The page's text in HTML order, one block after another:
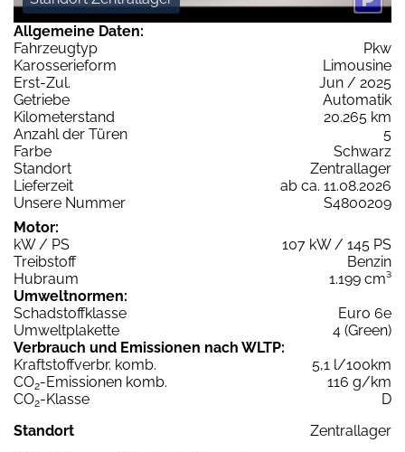
Allgemeine Daten:
Fahrzeugtyp
Pkw
Karosserieform
Limousine
Erst-Zul.
Jun / 2025
Getriebe
Automatik
Kilometerstand
20.265 km
Anzahl der Türen
5
Farbe
Schwarz
Standort
Zentrallager
Lieferzeit
ab ca. 11.08.2026
Unsere Nummer
S4800209
Motor:
kW / PS
107 kW / 145 PS
Treibstoff
Benzin
Hubraum
1.199 cm³
Umweltnormen:
Schadstoffklasse
Euro 6e
Umweltplakette
4 (Green)
Verbrauch und Emissionen nach WLTP:
Kraftstoffverbr. komb.
5,1 l/100km
CO2-Emissionen komb.
116 g/km
CO2-Klasse
D
Standort
Zentrallager